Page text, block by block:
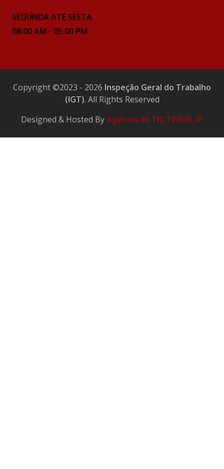
SEGUNDA ATÉ SESTA
08:00 AM - 05:00 PM
Copyright ©2023 - 2026 Inspeção Geral do Trabalho
(IGT). All Rights Reserved
Designed & Hosted ByAgência de TIC TIMOR, IP